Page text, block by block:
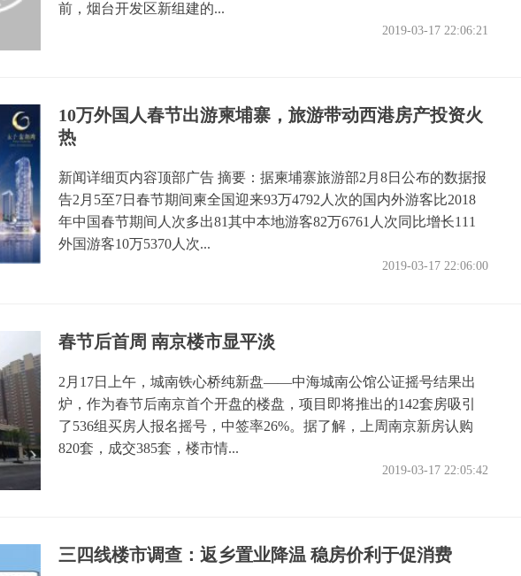
前，烟台开发区新组建的...
2019-03-17 22:06:21
10万外国人春节出游柬埔寨，旅游带动西港房产投资火
热
新闻详细页内容顶部广告 摘要：据柬埔寨旅游部2月8日公布的数据报
告2月5至7日春节期间柬全国迎来93万4792人次的国内外游客比2018
年中国春节期间人次多出81其中本地游客82万6761人次同比增长111
外国游客10万5370人次...
2019-03-17 22:06:00
春节后首周 南京楼市显平淡
2月17日上午，城南铁心桥纯新盘——中海城南公馆公证摇号结果出
炉，作为春节后南京首个开盘的楼盘，项目即将推出的142套房吸引
了536组买房人报名摇号，中签率26%。据了解，上周南京新房认购
820套，成交385套，楼市情...
2019-03-17 22:05:42
三四线楼市调查：返乡置业降温 稳房价利于促消费